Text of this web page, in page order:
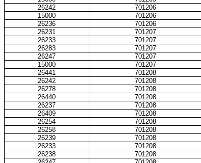
26242
701206
15000
701206
26236
701206
26231
701207
26233
701207
26283
701207
26247
701207
15000
701207
26441
701208
26242
701208
26278
701208
26440
701208
26237
701208
26409
701208
26254
701208
26258
701208
26239
701208
26233
701208
26238
701208